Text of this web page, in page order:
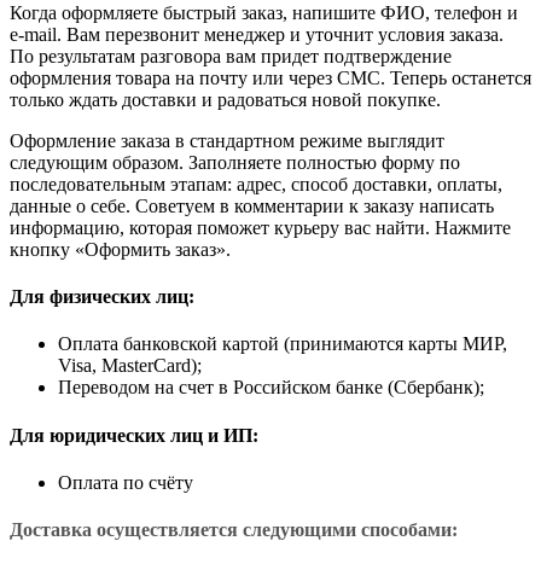
Когда оформляете быстрый заказ, напишите ФИО, телефон и
e-mail. Вам перезвонит менеджер и уточнит условия заказа.
По результатам разговора вам придет подтверждение
оформления товара на почту или через СМС. Теперь останется
только ждать доставки и радоваться новой покупке.
Оформление заказа в стандартном режиме выглядит
следующим образом. Заполняете полностью форму по
последовательным этапам: адрес, способ доставки, оплаты,
данные о себе. Советуем в комментарии к заказу написать
информацию, которая поможет курьеру вас найти. Нажмите
кнопку «Оформить заказ».
Для физических лиц:
Оплата банковской картой (принимаются карты МИР,
Visa, MasterCard);
Переводом на счет в Российском банке (Сбербанк);
Для юридических лиц и ИП:
Оплата по счёту
Доставка осуществляется следующими способами: